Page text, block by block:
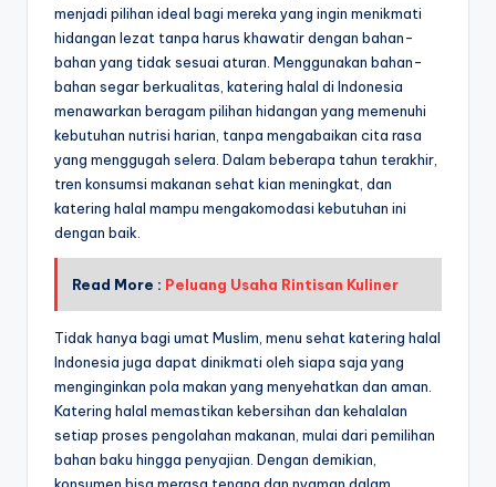
menjadi pilihan ideal bagi mereka yang ingin menikmati
hidangan lezat tanpa harus khawatir dengan bahan-
bahan yang tidak sesuai aturan. Menggunakan bahan-
bahan segar berkualitas, katering halal di Indonesia
menawarkan beragam pilihan hidangan yang memenuhi
kebutuhan nutrisi harian, tanpa mengabaikan cita rasa
yang menggugah selera. Dalam beberapa tahun terakhir,
tren konsumsi makanan sehat kian meningkat, dan
katering halal mampu mengakomodasi kebutuhan ini
dengan baik.
Read More : Peluang Usaha Rintisan Kuliner
Tidak hanya bagi umat Muslim, menu sehat katering halal
Indonesia juga dapat dinikmati oleh siapa saja yang
menginginkan pola makan yang menyehatkan dan aman.
Katering halal memastikan kebersihan dan kehalalan
setiap proses pengolahan makanan, mulai dari pemilihan
bahan baku hingga penyajian. Dengan demikian,
konsumen bisa merasa tenang dan nyaman dalam